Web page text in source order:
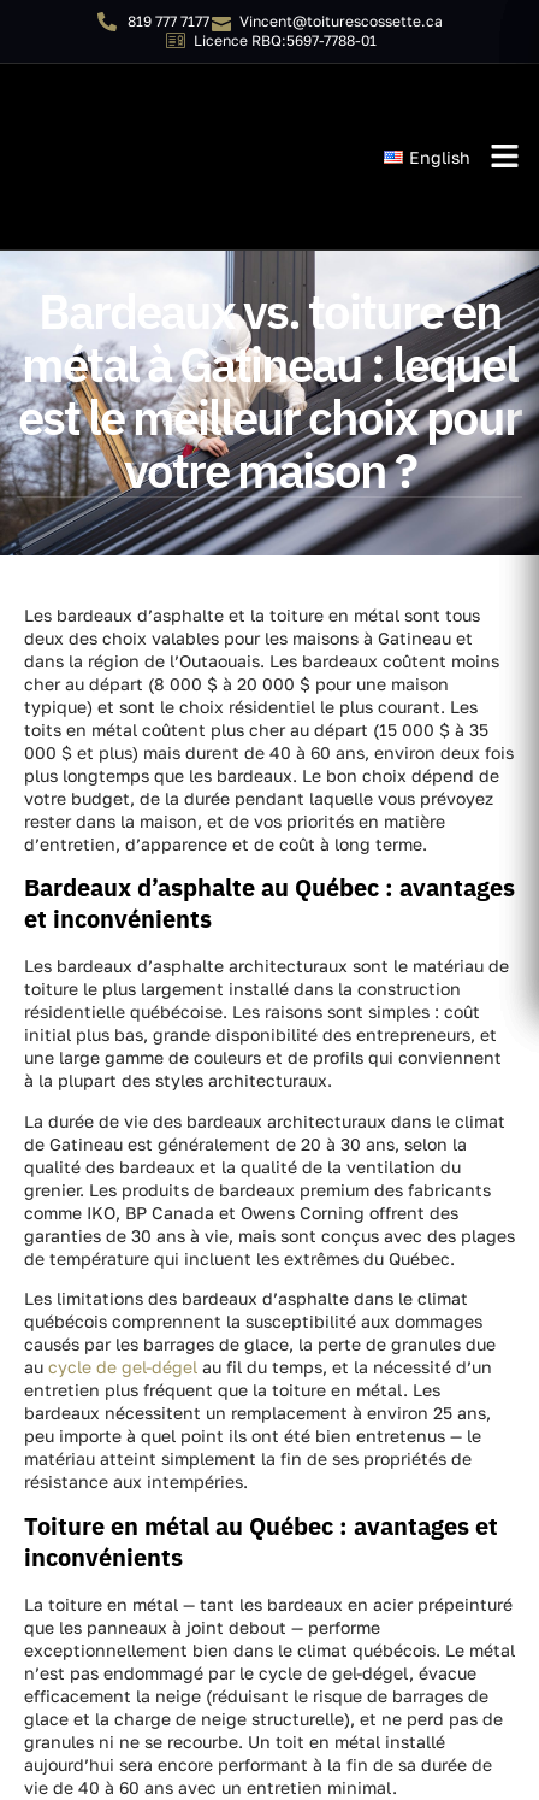
819 777 7177
Vincent@toiturescossette.ca
Licence RBQ:5697-7788-01
English
Bardeaux vs. toiture en
métal à Gatineau : lequel
est le meilleur choix pour
votre maison ?
Les bardeaux d’asphalte et la toiture en métal sont tous
deux des choix valables pour les maisons à Gatineau et
dans la région de l’Outaouais. Les bardeaux coûtent moins
cher au départ (8 000 $ à 20 000 $ pour une maison
typique) et sont le choix résidentiel le plus courant. Les
toits en métal coûtent plus cher au départ (15 000 $ à 35
000 $ et plus) mais durent de 40 à 60 ans, environ deux fois
plus longtemps que les bardeaux. Le bon choix dépend de
votre budget, de la durée pendant laquelle vous prévoyez
rester dans la maison, et de vos priorités en matière
d’entretien, d’apparence et de coût à long terme.
Bardeaux d’asphalte au Québec : avantages
et inconvénients
Les bardeaux d’asphalte architecturaux sont le matériau de
toiture le plus largement installé dans la construction
résidentielle québécoise. Les raisons sont simples : coût
initial plus bas, grande disponibilité des entrepreneurs, et
une large gamme de couleurs et de profils qui conviennent
à la plupart des styles architecturaux.
La durée de vie des bardeaux architecturaux dans le climat
de Gatineau est généralement de 20 à 30 ans, selon la
qualité des bardeaux et la qualité de la ventilation du
grenier. Les produits de bardeaux premium des fabricants
comme IKO, BP Canada et Owens Corning offrent des
garanties de 30 ans à vie, mais sont conçus avec des plages
de température qui incluent les extrêmes du Québec.
Les limitations des bardeaux d’asphalte dans le climat
québécois comprennent la susceptibilité aux dommages
causés par les barrages de glace, la perte de granules due
au cycle de gel-dégel au fil du temps, et la nécessité d’un
entretien plus fréquent que la toiture en métal. Les
bardeaux nécessitent un remplacement à environ 25 ans,
peu importe à quel point ils ont été bien entretenus — le
matériau atteint simplement la fin de ses propriétés de
résistance aux intempéries.
Toiture en métal au Québec : avantages et
inconvénients
La toiture en métal — tant les bardeaux en acier prépeinturé
que les panneaux à joint debout — performe
exceptionnellement bien dans le climat québécois. Le métal
n’est pas endommagé par le cycle de gel-dégel, évacue
efficacement la neige (réduisant le risque de barrages de
glace et la charge de neige structurelle), et ne perd pas de
granules ni ne se recourbe. Un toit en métal installé
aujourd’hui sera encore performant à la fin de sa durée de
vie de 40 à 60 ans avec un entretien minimal.